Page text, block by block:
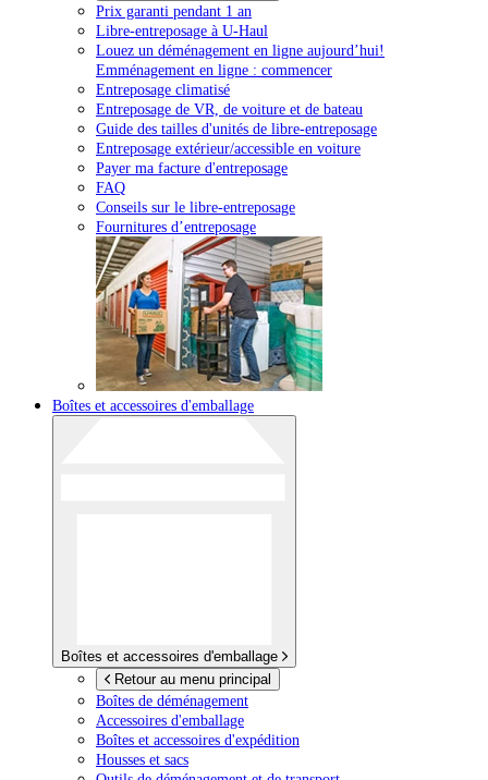
Prix garanti pendant 1 an
Libre-entreposage à U-Haul
Louez un déménagement en ligne aujourd’hui!
Emménagement en ligne : commencer
Entreposage climatisé
Entreposage de VR, de voiture et de bateau
Guide des tailles d'unités de libre-entreposage
Entreposage extérieur/accessible en voiture
Payer ma facture d'entreposage
FAQ
Conseils sur le libre-entreposage
Fournitures d’entreposage
Boîtes et accessoires d'emballage
Boîtes et accessoires d'emballage
Retour au menu principal
Boîtes de déménagement
Accessoires d'emballage
Boîtes et accessoires d'expédition
Housses et sacs